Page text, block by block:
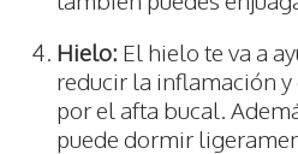
Hielo: El hielo te va a
reducir la inflamación
por el afta bucal.
puede dormir